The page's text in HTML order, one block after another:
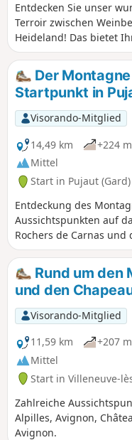
Entdecken Sie unser
Terroir zwischen
Heideland! Das bietet
Weingut Aiguilhon
Wanderwege, die es
Spazieren Sie zwischen
Weinbergen des
Sie die Artenvielfalt und
Sie umgibt, aber auch
unglaubliche Aussicht.
die meisten Menschen
weist nur sehr geringe
Höhenunterschiede auf.
jedoch gutes
den zahlreichen
Steinen auf Ihrem Weg
werden.
Der
Startpunkt in
Visorando-Mitglied
14,49 km
+224 m
Mittel
Start in Pujaut (Gard)
Entdeckung des
Aussichtspunkten auf
Rochers de Carnas und
Aussichtspunkte auf
Dächer des Dorfes.
Rund um den
und den
Visorando-Mitglied
11,59 km
+207 m
Mittel
Start in Villeneuve-
Zahlreiche
Alpilles, Avignon,
Avignon.